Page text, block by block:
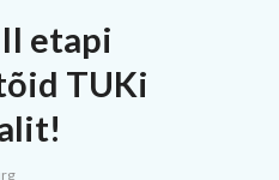
etapi
TUKi